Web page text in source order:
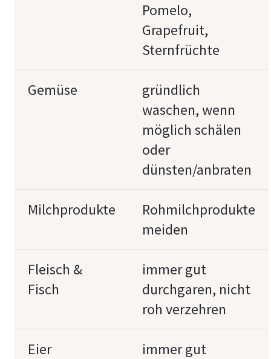
Pomelo,
Grapefruit,
Sternfrüchte
Gemüse
gründlich
waschen, wenn
möglich schälen
oder
dünsten/anbraten
Milchprodukte
Rohmilchprodukte
meiden
Fleisch &
Fisch
immer gut
durchgaren, nicht
roh verzehren
Eier
immer gut